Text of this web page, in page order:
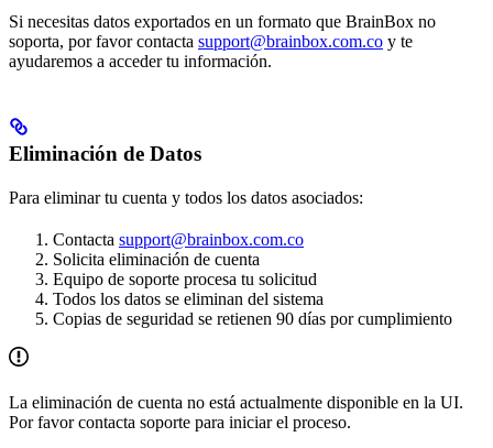
Si necesitas datos exportados en un formato que BrainBox no
soporta, por favor contacta support@brainbox.com.co y te
ayudaremos a acceder tu información.
Eliminación de Datos
Para eliminar tu cuenta y todos los datos asociados:
Contacta support@brainbox.com.co
Solicita eliminación de cuenta
Equipo de soporte procesa tu solicitud
Todos los datos se eliminan del sistema
Copias de seguridad se retienen 90 días por cumplimiento
La eliminación de cuenta no está actualmente disponible en la UI.
Por favor contacta soporte para iniciar el proceso.